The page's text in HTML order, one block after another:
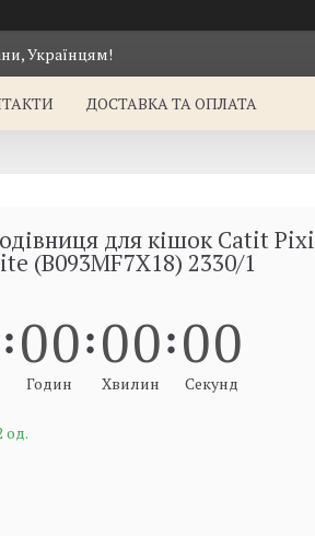
Українцям!
ДОСТАВКА ТА ОПЛАТА
для кішок Catit Pixi
(B093MF7X18) 2330/1
00
Годин
00
Хвилин
00
Секунд
од.